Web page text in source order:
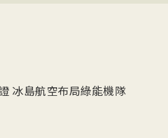
ES-30油電客機獲適航認證 冰島航空布局綠能機隊